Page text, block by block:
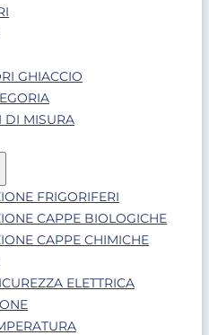
GHIACCIO
DI MISURA
FRIGORIFERI
CAPPE BIOLOGICHE
CAPPE CHIMICHE
ELETTRICA